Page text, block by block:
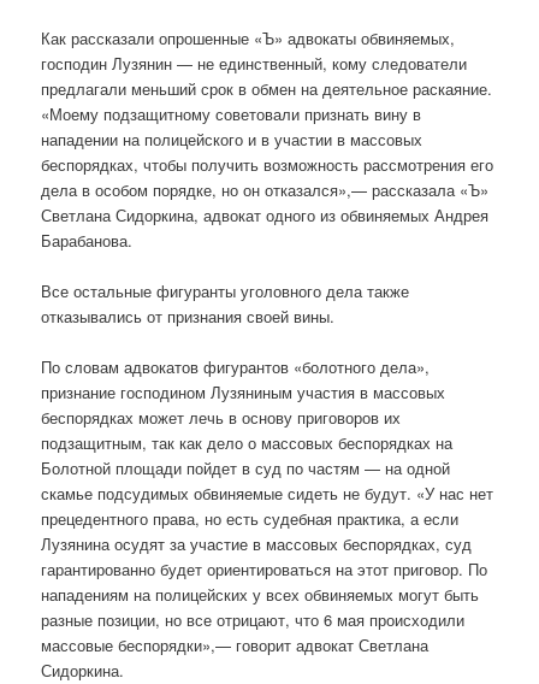
Как рассказали опрошенные «Ъ» адвокаты обвиняемых,
господин Лузянин — не единственный, кому следователи
предлагали меньший срок в обмен на деятельное раскаяние.
«Моему подзащитному советовали признать вину в
нападении на полицейского и в участии в массовых
беспорядках, чтобы получить возможность рассмотрения его
дела в особом порядке, но он отказался»,— рассказала «Ъ»
Светлана Сидоркина, адвокат одного из обвиняемых Андрея
Барабанова.
Все остальные фигуранты уголовного дела также
отказывались от признания своей вины.
По словам адвокатов фигурантов «болотного дела»,
признание господином Лузяниным участия в массовых
беспорядках может лечь в основу приговоров их
подзащитным, так как дело о массовых беспорядках на
Болотной площади пойдет в суд по частям — на одной
скамье подсудимых обвиняемые сидеть не будут. «У нас нет
прецедентного права, но есть судебная практика, а если
Лузянина осудят за участие в массовых беспорядках, суд
гарантированно будет ориентироваться на этот приговор. По
нападениям на полицейских у всех обвиняемых могут быть
разные позиции, но все отрицают, что 6 мая происходили
массовые беспорядки»,— говорит адвокат Светлана
Сидоркина.